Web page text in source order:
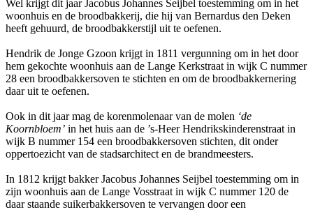
Wel krijgt dit jaar Jacobus Johannes Seijbel toestemming om in het
woonhuis en de broodbakkerij, die hij van Bernardus den Deken
heeft gehuurd, de broodbakkerstijl uit te oefenen.
Hendrik de Jonge Gzoon krijgt in 1811 vergunning om in het door
hem gekochte woonhuis aan de Lange Kerkstraat in wijk C nummer
28 een broodbakkersoven te stichten en om de broodbakkernering
daar uit te oefenen.
Ook in dit jaar mag de korenmolenaar van de molen ‘de
Koornbloem’ in het huis aan de ’s-Heer Hendrikskinderenstraat in
wijk B nummer 154 een broodbakkersoven stichten, dit onder
oppertoezicht van de stadsarchitect en de brandmeesters.
In 1812 krijgt bakker Jacobus Johannes Seijbel toestemming om in
zijn woonhuis aan de Lange Vosstraat in wijk C nummer 120 de
daar staande suikerbakkersoven te vervangen door een